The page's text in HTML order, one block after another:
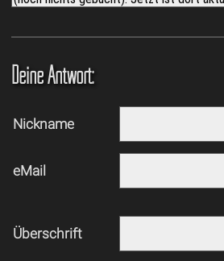
Deine Antwort:
Nickname
eMail
Überschrift